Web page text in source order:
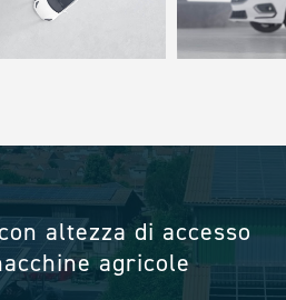
a Bosch Eisenach
PMT